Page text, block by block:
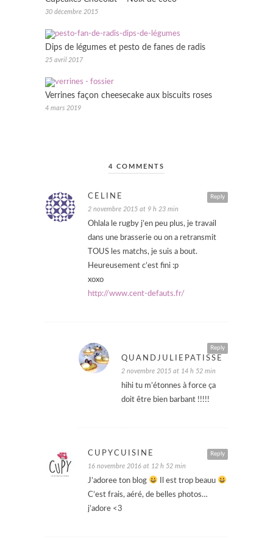
30 décembre 2015
Dips de légumes et pesto de fanes de radis
25 avril 2017
Verrines façon cheesecake aux biscuits roses
4 mars 2019
4 COMMENTS
Reply
CÉLINE
2 novembre 2015 at 9 h 23 min
Ohlala le rugby j’en peu plus, je travail
dans une brasserie ou on a retransmit
TOUS les matchs, je suis a bout.
Heureusement c’est fini :p
xoxo
http://www.cent-defauts.fr/
Reply
QUANDJULIEPATISSE
2 novembre 2015 at 14 h 52 min
hihi tu m’étonnes à force ça
doit être bien barbant !!!!!
Reply
CUPYCUISINE
16 novembre 2016 at 12 h 52 min
J’adoree ton blog
Il est trop beauu
C’est frais, aéré, de belles photos…
j’adore <3